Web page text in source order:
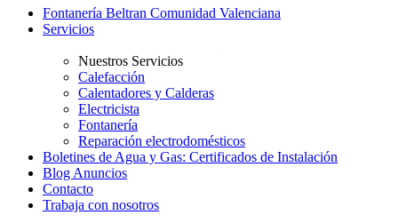
Fontanería Beltran Comunidad Valenciana
Servicios
Nuestros Servicios
Calefacción
Calentadores y Calderas
Electricista
Fontanería
Reparación electrodomésticos
Boletines de Agua y Gas: Certificados de Instalación
Blog Anuncios
Contacto
Trabaja con nosotros